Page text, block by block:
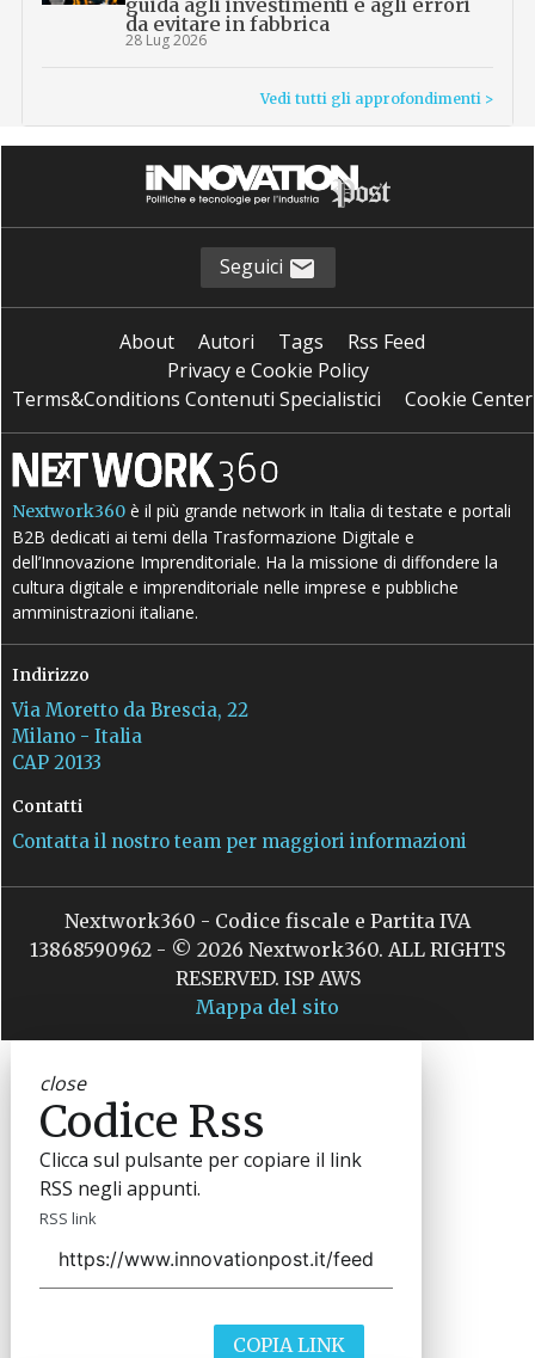
guida agli investimenti e agli errori
da evitare in fabbrica
28 Lug 2026
Vedi tutti gli approfondimenti >
Seguici
About Autori Tags
Rss Feed
Privacy e Cookie Policy
Terms&Conditions Contenuti Specialistici
Cookie Center
Nextwork360 è il più grande network in Italia di testate e portali
B2B dedicati ai temi della Trasformazione Digitale e
dell’Innovazione Imprenditoriale. Ha la missione di diffondere la
cultura digitale e imprenditoriale nelle imprese e pubbliche
amministrazioni italiane.
Indirizzo
Via Moretto da Brescia, 22
Milano - Italia
CAP 20133
Contatti
Contatta il nostro team per maggiori informazioni
Nextwork360 - Codice fiscale e Partita IVA
13868590962 - © 2026 Nextwork360. ALL RIGHTS
RESERVED. ISP AWS
Mappa del sito
close
Codice Rss
Clicca sul pulsante per copiare il link
RSS negli appunti.
RSS link
COPIA LINK